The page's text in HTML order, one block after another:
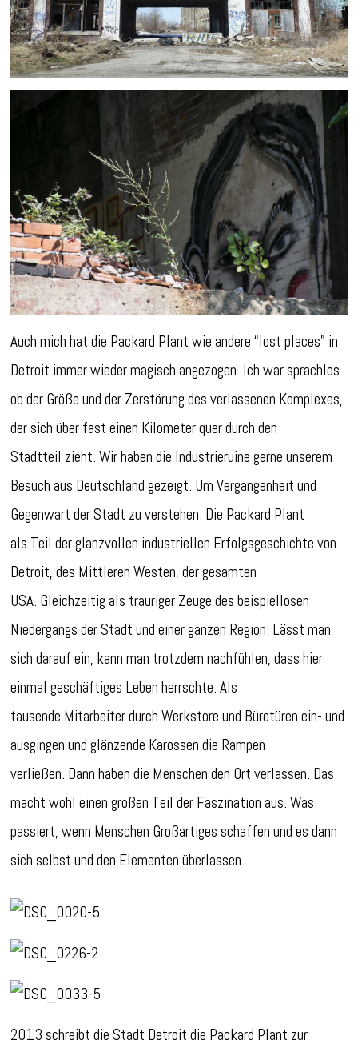
Auch mich hat die Packard Plant wie andere “lost places” in
Detroit immer wieder magisch angezogen. Ich war sprachlos
ob der Größe und der Zerstörung des verlassenen Komplexes,
der sich über fast einen Kilometer quer durch den
Stadtteil zieht. Wir haben die Industrieruine gerne unserem
Besuch aus Deutschland gezeigt. Um Vergangenheit und
Gegenwart der Stadt zu verstehen. Die Packard Plant
als Teil der glanzvollen industriellen Erfolgsgeschichte von
Detroit, des Mittleren Westen, der gesamten
USA. Gleichzeitig als trauriger Zeuge des beispiellosen
Niedergangs der Stadt und einer ganzen Region. Lässt man
sich darauf ein, kann man trotzdem nachfühlen, dass hier
einmal geschäftiges Leben herrschte. Als
tausende Mitarbeiter durch Werkstore und Bürotüren ein- und
ausgingen und glänzende Karossen die Rampen
verließen. Dann haben die Menschen den Ort verlassen. Das
macht wohl einen großen Teil der Faszination aus. Was
passiert, wenn Menschen Großartiges schaffen und es dann
sich selbst und den Elementen überlassen.
2013 schreibt die Stadt Detroit die Packard Plant zur